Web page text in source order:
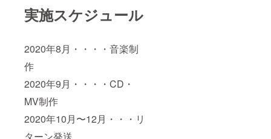
実施スケジュール
2020年8月・・・・音楽制
作
2020年9月・・・・CD・
MV制作
2020年10月〜12月・・・リ